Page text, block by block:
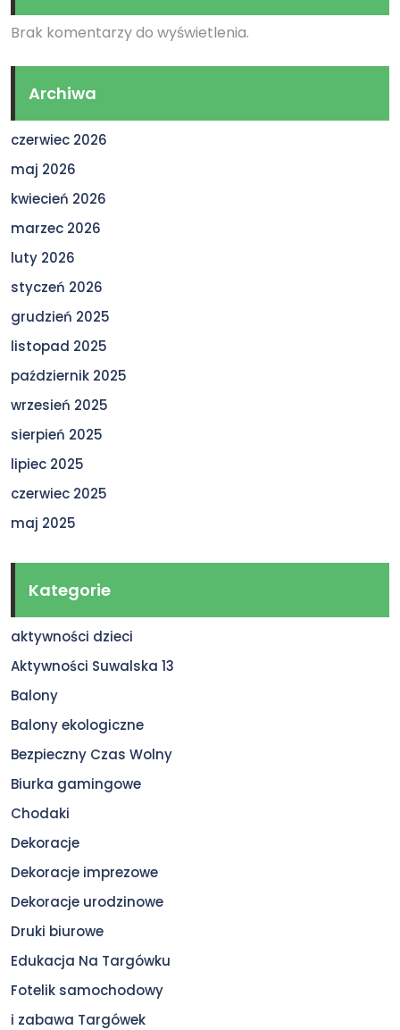
Brak komentarzy do wyświetlenia.
Archiwa
czerwiec 2026
maj 2026
kwiecień 2026
marzec 2026
luty 2026
styczeń 2026
grudzień 2025
listopad 2025
październik 2025
wrzesień 2025
sierpień 2025
lipiec 2025
czerwiec 2025
maj 2025
Kategorie
aktywności dzieci
Aktywności Suwalska 13
Balony
Balony ekologiczne
Bezpieczny Czas Wolny
Biurka gamingowe
Chodaki
Dekoracje
Dekoracje imprezowe
Dekoracje urodzinowe
Druki biurowe
Edukacja Na Targówku
Fotelik samochodowy
i zabawa Targówek